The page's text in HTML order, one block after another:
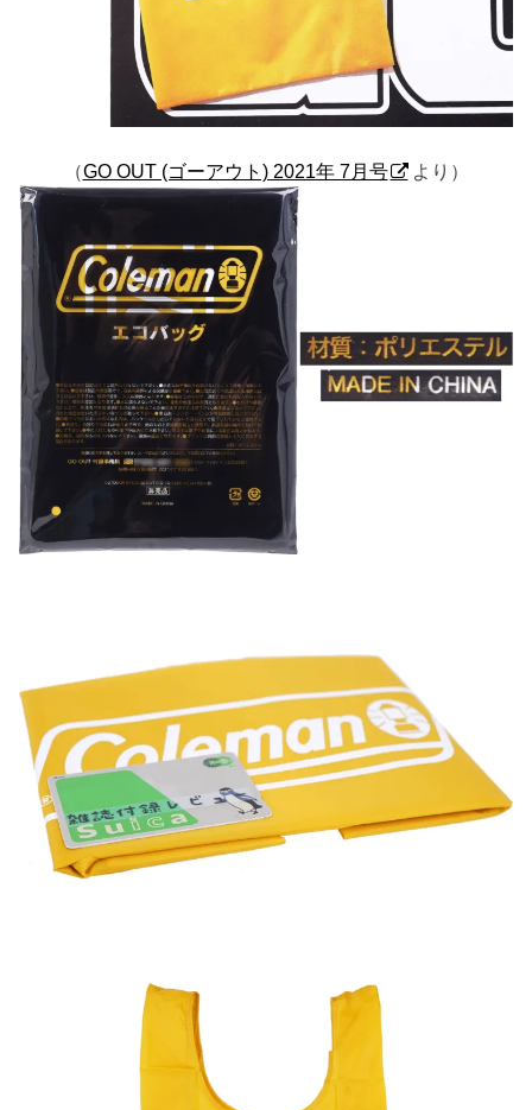
（GO OUT (ゴーアウト) 2021年 7月号 より）